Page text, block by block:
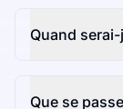
Quand
Que se